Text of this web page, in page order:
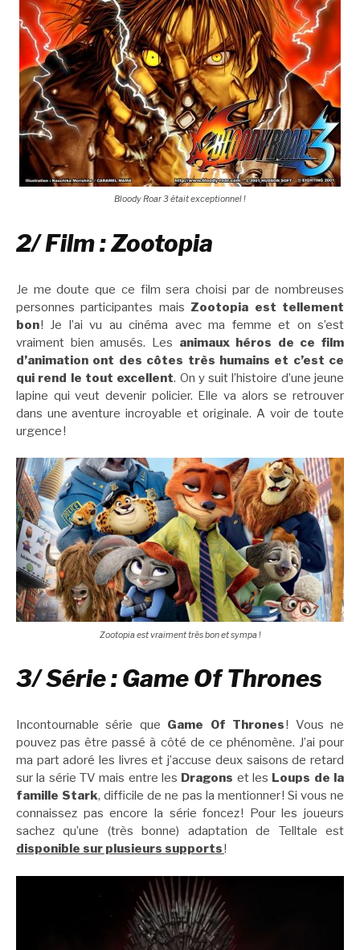
Bloody Roar 3 était exceptionnel !
2/ Film : Zootopia
Je me doute que ce film sera choisi par de nombreuses
personnes participantes mais Zootopia est tellement
bon! Je l’ai vu au cinéma avec ma femme et on s’est
vraiment bien amusés. Les animaux héros de ce film
d’animation ont des côtes très humains et c’est ce
qui rend le tout excellent. On y suit l’histoire d’une jeune
lapine qui veut devenir policier. Elle va alors se retrouver
dans une aventure incroyable et originale. A voir de toute
urgence !
Zootopia est vraiment très bon et sympa !
3/ Série : Game Of Thrones
Incontournable série que Game Of Thrones! Vous ne
pouvez pas être passé à côté de ce phénomène. J’ai pour
ma part adoré les livres et j’accuse deux saisons de retard
sur la série TV mais entre les Dragons et les Loups de la
famille Stark, difficile de ne pas la mentionner ! Si vous ne
connaissez pas encore la série foncez ! Pour les joueurs
sachez qu’une (très bonne) adaptation de Telltale est
disponible sur plusieurs supports!